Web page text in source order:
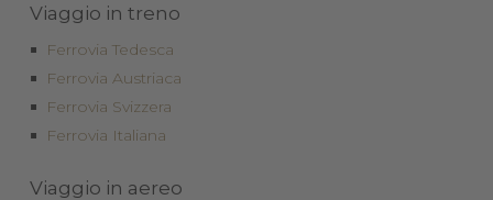
Viaggio in treno
Ferrovia Tedesca
Ferrovia Austriaca
Ferrovia Svizzera
Ferrovia Italiana
Viaggio in aereo